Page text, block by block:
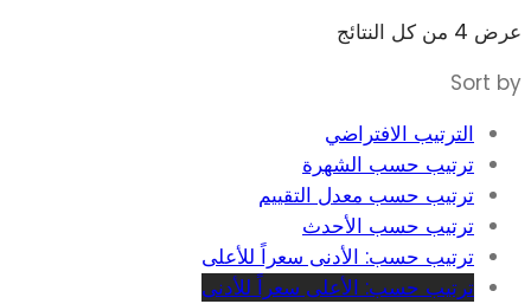
عرض ⁦4⁩ من كل النتائج
الأعلى
إلى
الأدنى
Sort by
الترتيب الافتراضي
ترتيب حسب الشهرة
ترتيب حسب معدل التقييم
ترتيب حسب الأحدث
ترتيب حسب: الأدنى سعراً للأعلى
ترتيب حسب: الأعلى سعراً للأدنى